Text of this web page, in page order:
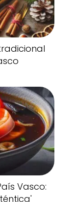
Vasco: